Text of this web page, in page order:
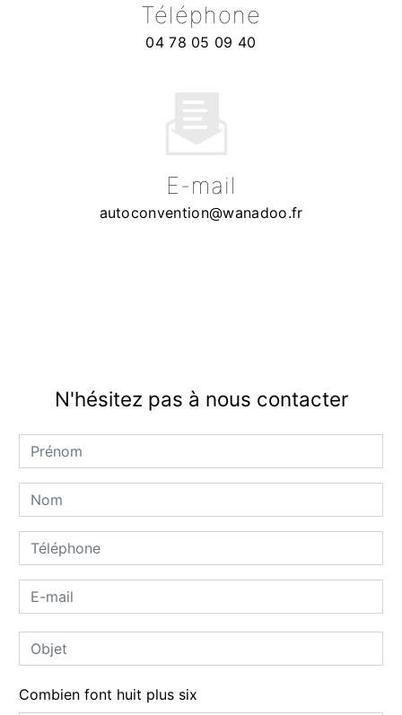
Téléphone
04 78 05 09 40
E-mail
autoconvention@wanadoo.fr
N'hésitez pas à nous contacter
Combien font huit plus six